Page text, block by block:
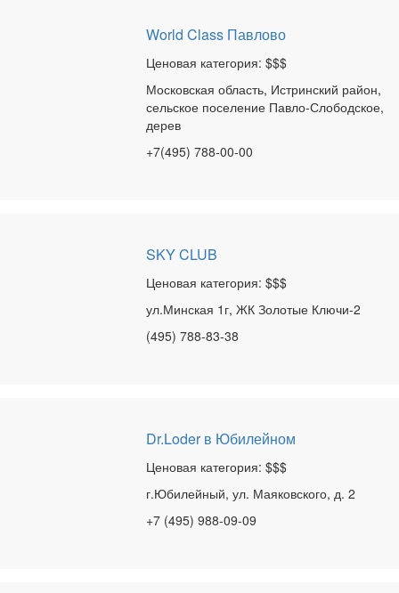
World Class Павлово
Ценовая категория: $$$
Московская область, Истринский район,
сельское поселение Павло-Слободское,
дерев
+7(495) 788-00-00
SKY CLUB
Ценовая категория: $$$
ул.Минская 1г, ЖК Золотые Ключи-2
(495) 788-83-38
Dr.Loder в Юбилейном
Ценовая категория: $$$
г.Юбилейный, ул. Маяковского, д. 2
+7 (495) 988-09-09